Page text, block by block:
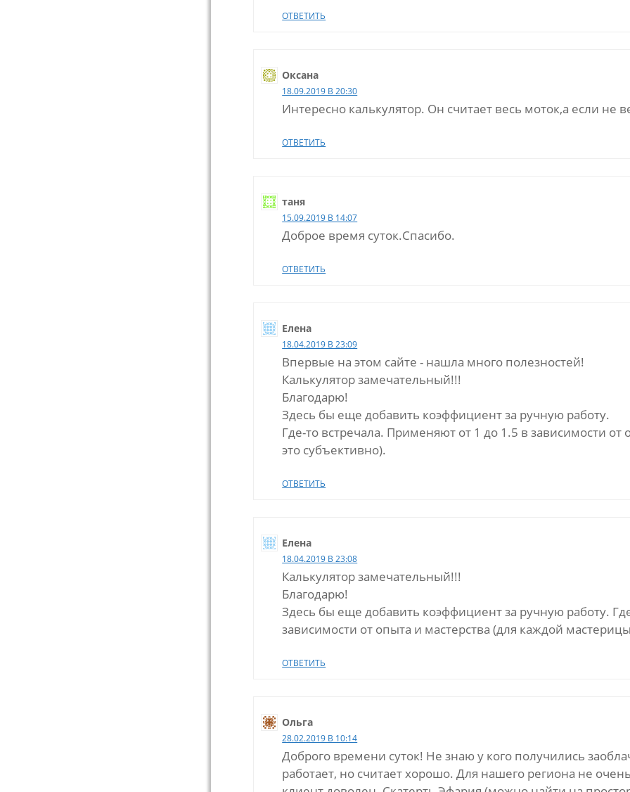
ОТВЕТИТЬ
Оксана
18.09.2019 В 20:30
Интересно калькулятор. Он считает весь моток,а если не
ОТВЕТИТЬ
таня
15.09.2019 В 14:07
Доброе время суток.Спасибо.
ОТВЕТИТЬ
Елена
18.04.2019 В 23:09
Впервые на этом сайте - нашла много полезностей!
Калькулятор замечательный!!!
Благодарю!
Здесь бы еще добавить коэффициент за ручную работу.
Где-то встречала. Применяют от 1 до 1.5 в зависимости
это субъективно).
ОТВЕТИТЬ
Елена
18.04.2019 В 23:08
Калькулятор замечательный!!!
Благодарю!
Здесь бы еще добавить коэффициент за ручную работу.
зависимости от опыта и мастерства (для каждой
ОТВЕТИТЬ
Ольга
28.02.2019 В 10:14
Доброго времени суток! Не знаю у кого получились
работает, но считает хорошо. Для нашего региона не